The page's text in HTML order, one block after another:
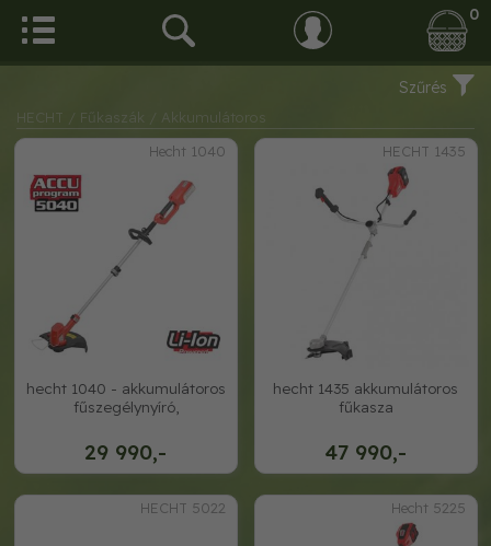
0
Szűrés
HECHT / Fűkaszák
/ Akkumulátoros
Hecht 1040
29 990,-
hecht 1040 - akkumulátoros
fűszegélynyíró,
HECHT 1435
47 990,-
hecht 1435 akkumulátoros
fűkasza
HECHT 5022 Hecht 5225